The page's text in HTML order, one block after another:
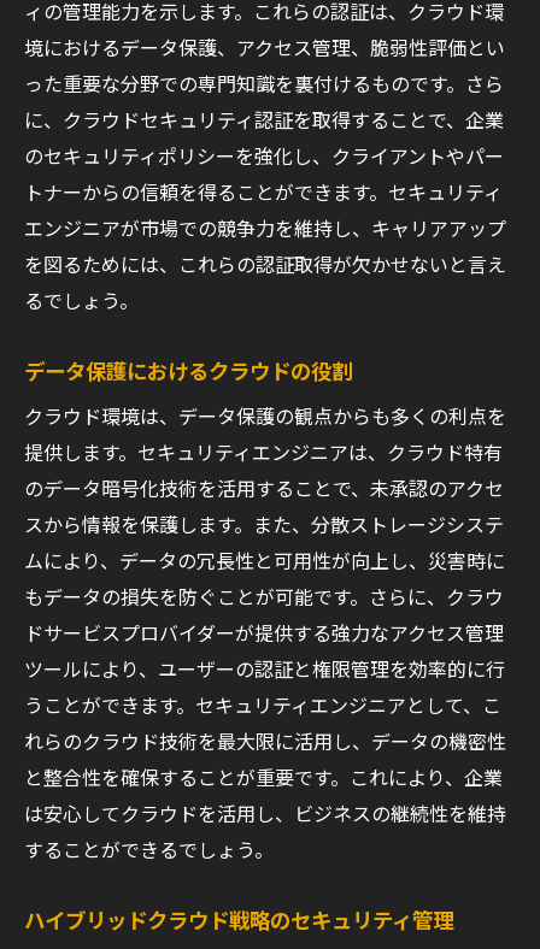
ィの管理能力を示します。これらの認証は、クラウド環
境におけるデータ保護、アクセス管理、脆弱性評価とい
った重要な分野での専門知識を裏付けるものです。さら
に、クラウドセキュリティ認証を取得することで、企業
のセキュリティポリシーを強化し、クライアントやパー
トナーからの信頼を得ることができます。セキュリティ
エンジニアが市場での競争力を維持し、キャリアアップ
を図るためには、これらの認証取得が欠かせないと言え
るでしょう。
データ保護におけるクラウドの役割
クラウド環境は、データ保護の観点からも多くの利点を
提供します。セキュリティエンジニアは、クラウド特有
のデータ暗号化技術を活用することで、未承認のアクセ
スから情報を保護します。また、分散ストレージシステ
ムにより、データの冗長性と可用性が向上し、災害時に
もデータの損失を防ぐことが可能です。さらに、クラウ
ドサービスプロバイダーが提供する強力なアクセス管理
ツールにより、ユーザーの認証と権限管理を効率的に行
うことができます。セキュリティエンジニアとして、こ
れらのクラウド技術を最大限に活用し、データの機密性
と整合性を確保することが重要です。これにより、企業
は安心してクラウドを活用し、ビジネスの継続性を維持
することができるでしょう。
ハイブリッドクラウド戦略のセキュリティ管理